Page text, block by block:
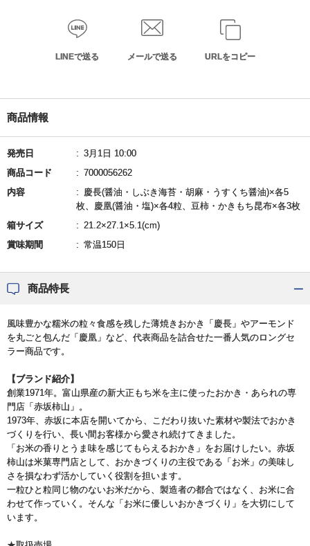
LINEで送る メールで送る URLをコピー
商品情報
発売日
3月1日 10:00
商品コード
7000056262
内容
慶長(醤油・しぶき海苔・胡麻・うすくち醤油)×各5
枚、慶凰(醤油・塩)×各4粒、豆柿・かきもち昆布×各3枚
箱サイズ
21.2×27.1×5.1(cm)
賞味期間
常温150日
商品特長
風味豊かな糯米の粒々食感を残した薄焼きおかき「慶長」やアーモンド
を丸ごと包んだ「慶凰」など、代表商品を詰合せた一番人気のロングセ
ラー商品です。
【ブランド紹介】
創業1971年。富山県産の新大正もち米を主に使ったおかき・あられの専
門店「赤坂柿山」。
1973年、赤坂に本店を開いてから、こだわり抜いた素材や製法でおかき
づくりを行い、長い間お客様から愛され続けてきました。
「お米の香りとうま味を感じてもらえるおかき」をお届けしたい。赤坂
柿山は米菓専門店として、おかきづくりの主役である「お米」の美味し
さを損なわず活かしていく役割を担います。
一粒ひと粒同じ物のないお米だから、製造者の都合ではなく、お米に合
わせて作っていく。そんな「お米に優しいおかきづくり」を大切にして
います。